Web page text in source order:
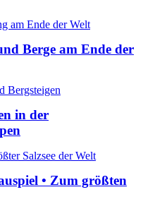
Berge am Ende der
in der
• Zum größten